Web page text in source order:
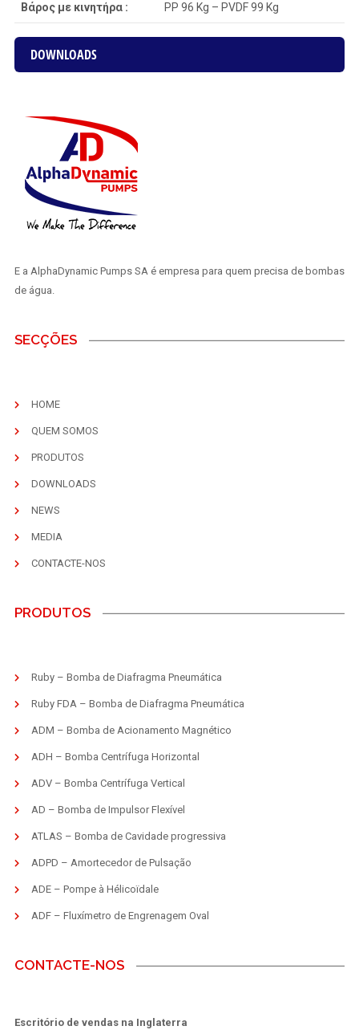
Βάρος με κινητήρα : PP 96 Kg – PVDF 99 Kg
DOWNLOADS
E a AlphaDynamic Pumps SA é empresa para quem precisa de bombas
de água.
SECÇÕES
HOME
QUEM SOMOS
PRODUTOS
DOWNLOADS
NEWS
MEDIA
CONTACTE-NOS
PRODUTOS
Ruby – Bomba de Diafragma Pneumática
Ruby FDA – Bomba de Diafragma Pneumática
ADM – Bomba de Acionamento Magnético
ADH – Bomba Centrífuga Horizontal
ADV – Bomba Centrífuga Vertical
AD – Bomba de Impulsor Flexível
ATLAS – Bomba de Cavidade progressiva
ADPD – Amortecedor de Pulsação
ADE – Pompe à Hélicoïdale
ADF – Fluxímetro de Engrenagem Oval
CONTACTE-NOS
Escritório de vendas na Inglaterra